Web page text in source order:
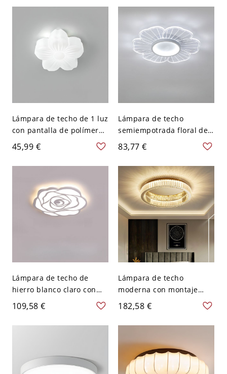
blanco para interior - 110
Transparente - 110 A 120
V Transparente Blanco
Lámpara de techo de 1 luz
con pantalla de polímero
tiza, cableada - 110 A 120
V 15,24 cm
45,99 €
Lámpara de techo
semiempotrada floral de 2
luces, 110V-120V, 16,5",
luz blanca
83,77 €
Lámpara de techo de
hierro blanco claro con
diseño floral, 1 luz - 110 A
120 V 16.54‘’（42cm）
109,58 €
Lámpara de techo
moderna con montaje
empotrado en oro, con
forma circular de cristal y
pantalla de vidrio
V 59,69 cm
182,58 €